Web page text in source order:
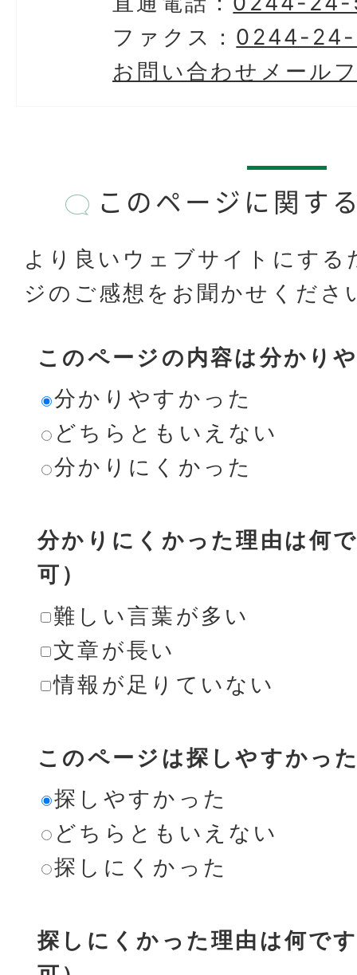
ファクス： 0244-
お問い合わせメール
このページに関す
より良いウェブサイトにする
ジのご感想をお聞かせくださ
このページの内容は分かり
分かりやすかった
どちらともいえない
分かりにくかった
分かりにくかった理由は何
可）
難しい言葉が多い
文章が長い
情報が足りていない
このページは探しやすかっ
探しやすかった
どちらともいえない
探しにくかった
探しにくかった理由は何で